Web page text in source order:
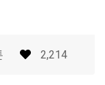
2,214